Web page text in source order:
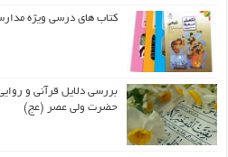
کتاب های درسی ویژه
بررسی دلایل قرآنی و
حضرت ولی عصر (عج)